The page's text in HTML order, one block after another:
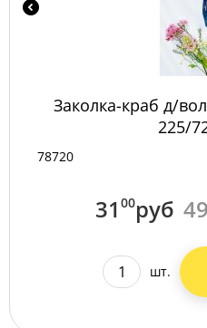
Заколка-краб д/
225/
78720
31 00руб 49
шт.